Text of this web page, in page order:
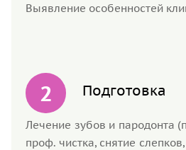
Выявление особенностей
Подготовка
Лечение зубов и пародонта
проф. чистка, снятие